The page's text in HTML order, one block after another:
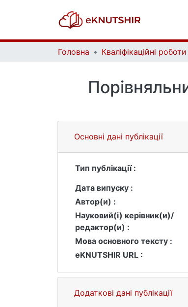
Головна
Основні дані публікації
Тип публікації :
Дата випуску :
Автор(и) :
Науковий(і) керівник(и)/
редактор(и) :
Мова основного тексту :
eKNUTSHIR URL :
Додаткові дані публікації